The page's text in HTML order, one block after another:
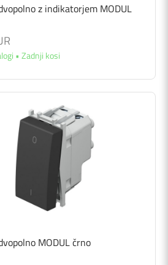
z indikatorjem MODUL
• Zadnji kosi
MODUL črno